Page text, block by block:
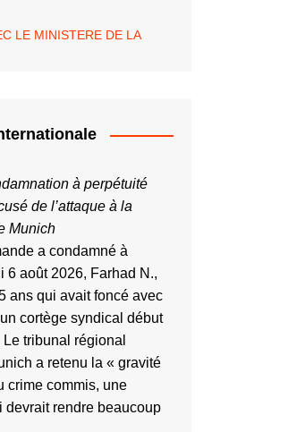
LE MINISTERE DE LA
à perpétuité
de l’attaque à la
Munich
a condamné à
6 août 2026, Farhad N.,
ans qui avait foncé avec
cortège syndical début
tribunal régional
a retenu la « gravité
crime commis, une
devrait rendre beaucoup